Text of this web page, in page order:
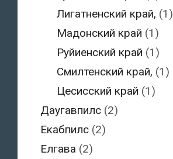
Лигатненский край, (1)
Мадонский край (1)
Руйиенский край (1)
Смилтенский край, (1)
Цесисский край (1)
Даугавпилс(2)
Екабпилс(2)
Елгава (2)